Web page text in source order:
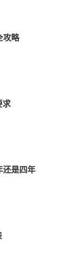
攻略
求
还是四年